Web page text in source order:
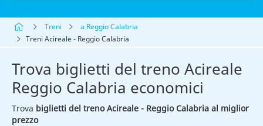
Treni
a Reggio Calabria
Treni Acireale - Reggio Calabria
Trova biglietti del treno Acireale
Reggio Calabria economici
Trova biglietti del treno Acireale - Reggio Calabria al miglior
prezzo